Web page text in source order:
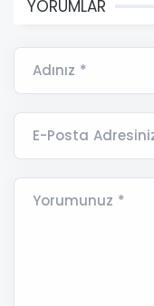
YORUMLAR
Adınız *
E-Posta
Yorumunuz *